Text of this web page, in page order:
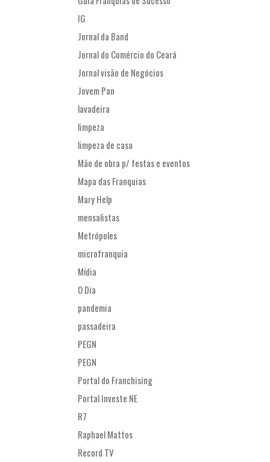
IG
Jornal da Band
Jornal do Comércio do Ceará
Jornal visão de Negócios
Jovem Pan
lavadeira
limpeza
limpeza de casa
Mão de obra p/ festas e eventos
Mapa das Franquias
Mary Help
mensalistas
Metrópoles
microfranquia
Mídia
O Dia
pandemia
passadeira
PEGN
PEGN
Portal do Franchising
Portal Investe NE
R7
Raphael Mattos
Record TV